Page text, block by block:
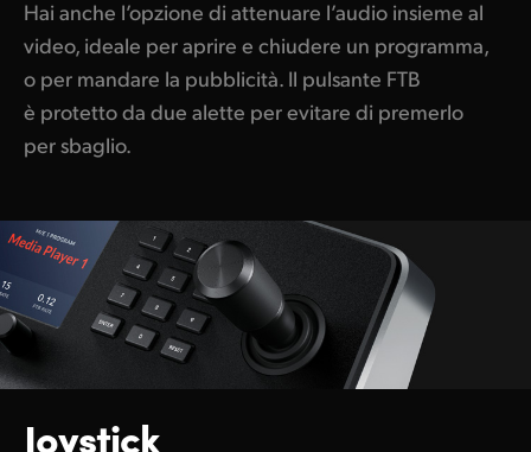
Hai anche l’opzione di attenuare l’audio insieme al
video, ideale per aprire e chiudere un programma,
o per mandare la pubblicità. Il pulsante FTB
è protetto da due alette per evitare di premerlo
per sbaglio.
Joystick